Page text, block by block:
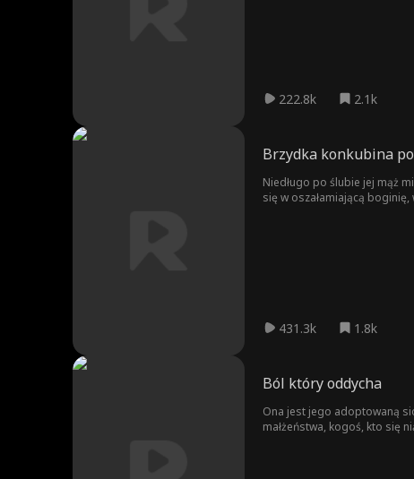
222.8k 2.1k
Brzydka konkubina
Niedługo po ślubie jej mąż
się w oszałamiającą
431.3k 1.8k
Ból który oddycha
Ona jest jego adoptowaną
małżeństwa, kogoś, kto się